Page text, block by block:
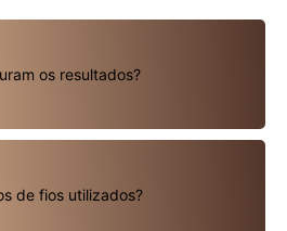
os resultados?
de fios utilizados?